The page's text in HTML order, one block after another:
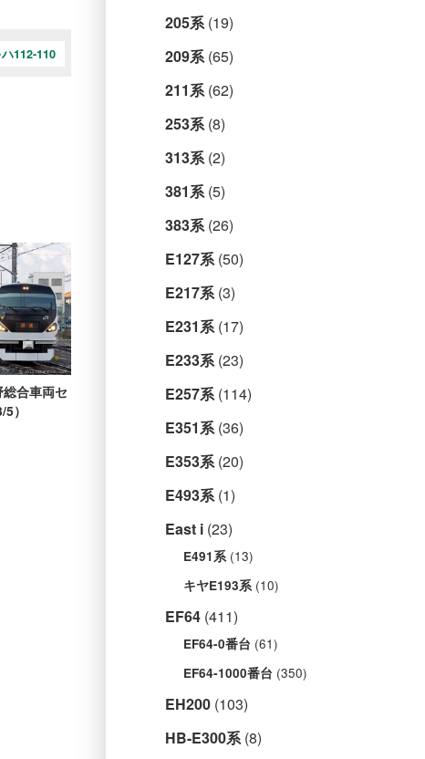
112-110
合車両セ
）
205系(19)
209系(65)
211系(62)
253系(8)
313系(2)
381系(5)
383系(26)
E127系(50)
E217系(3)
E231系(17)
E233系(23)
E257系(114)
E351系(36)
E353系(20)
E493系(1)
East i (23)
E491系(13)
キヤE193系(10)
EF64 (411)
EF64-0番台 (61)
EF64-1000番台 (350)
EH200 (103)
HB-E300系(8)